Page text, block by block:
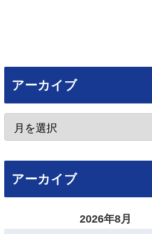
アーカイブ
アーカイブ
2026年8月